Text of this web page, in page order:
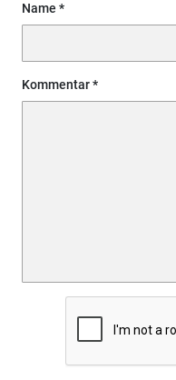
Name
Kommentar